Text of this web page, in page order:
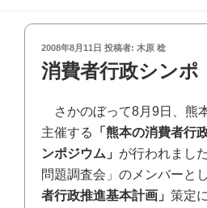
投
稿
日:
2008年8月11日 投稿者: 木原 稔
消費者行政シンポ
さかのぼって8月9日、熊
主催する
「熊本の消費者行
ンポジウム」 が行われまし
問題調査会」のメンバーと
者行政推進基本計画」 策定